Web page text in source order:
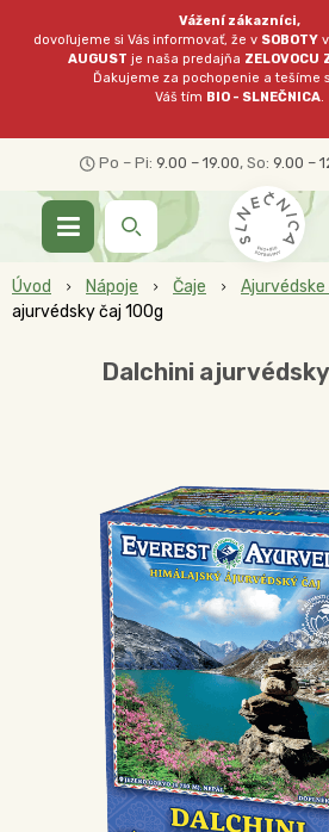
Vážení zákazníci,
dovoľujeme si Vás informovať, že v SOBOTY
AUGUST je naša predajňa ZELOVOCU
Ďakujeme za pochopenie a tešíme
Váš tím BIO - SLNEČNICA.
Po – Pi: 9.00 – 19.00, So: 9.00 –
Úvod Nápoje Čaje Ajurvédske
ajurvédsky čaj 100g
Dalchini